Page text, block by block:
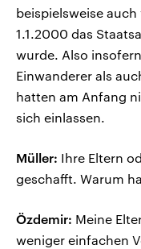
beispielsweise
1.1.2000 das
wurde. Also
Einwanderer als
hatten am Anfang
sich einlassen.
Müller: Ihre Eltern
geschafft. Warum
Özdemir: Meine
weniger einfachen